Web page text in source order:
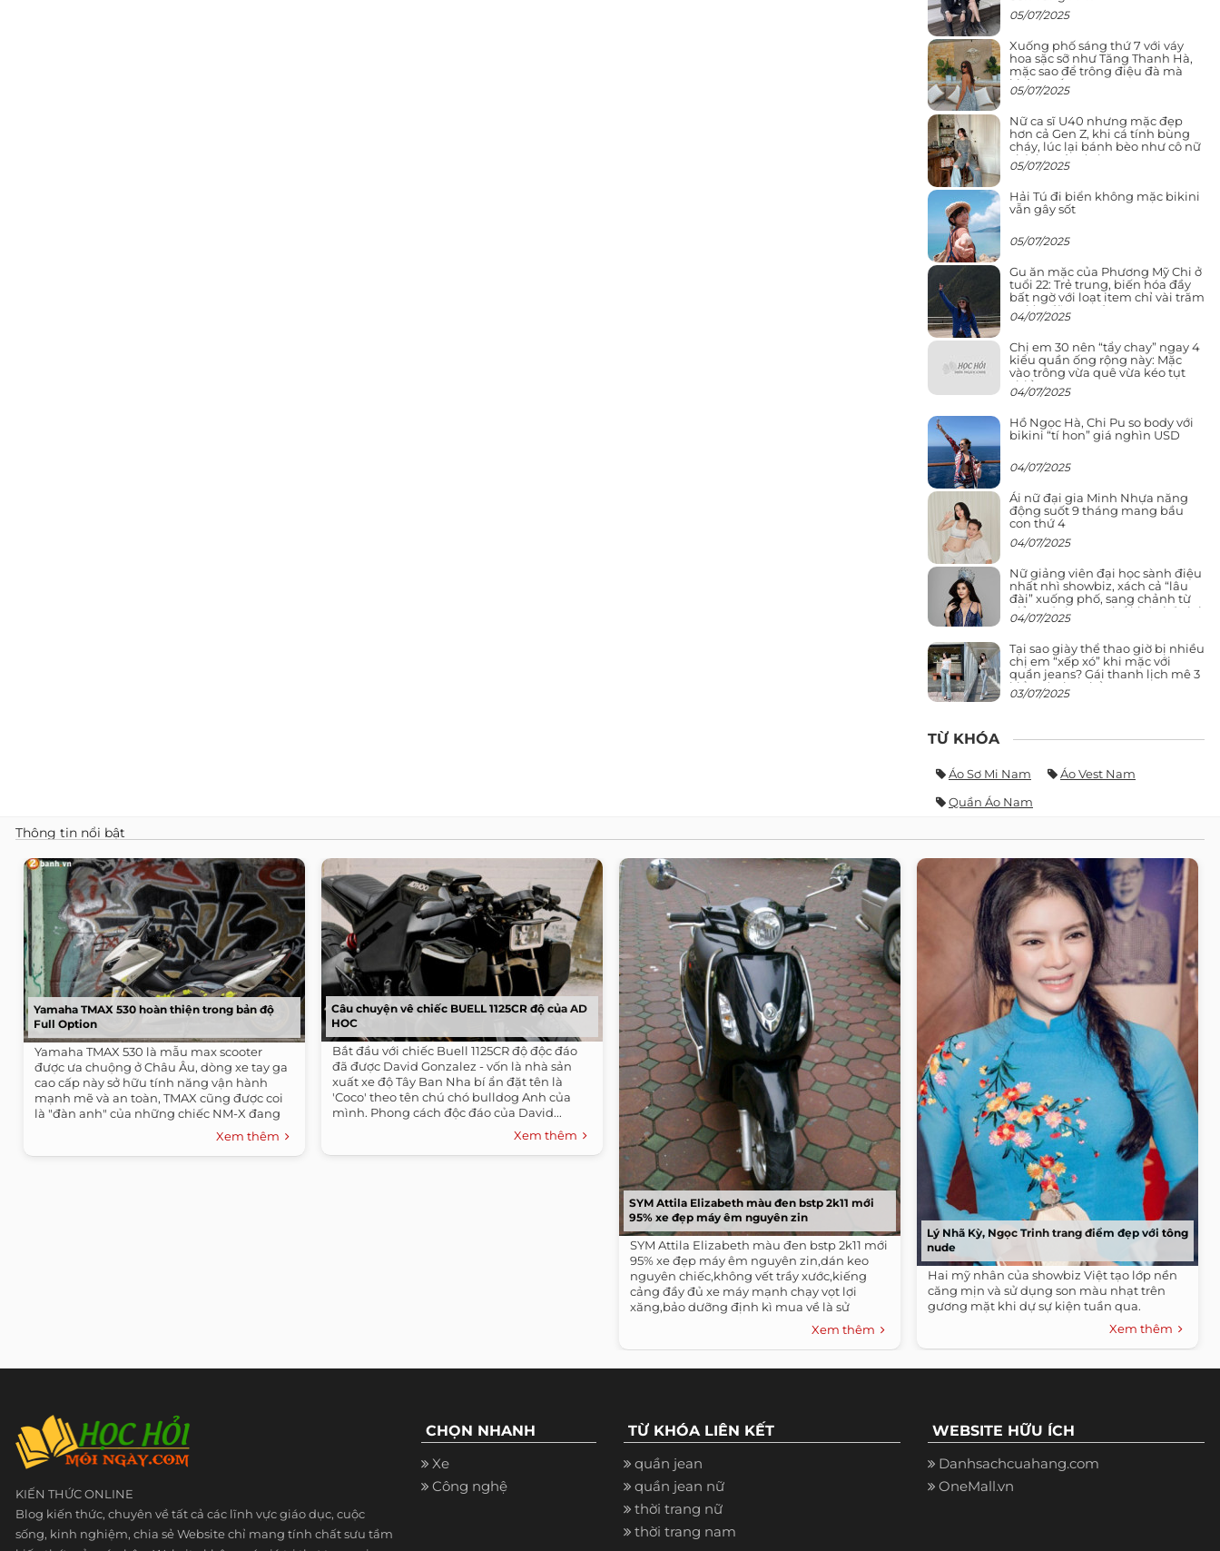
05/07/2025
Xuống phố sáng thứ 7 với váy
hoa sặc sỡ như Tăng Thanh Hà,
mặc sao để trông điệu đà mà
không sến
05/07/2025
Nữ ca sĩ U40 nhưng mặc đẹp
hơn cả Gen Z, khi cá tính bùng
cháy, lúc lại bánh bèo như cô nữ
chính ngôn tình
05/07/2025
Hải Tú đi biển không mặc bikini
vẫn gây sốt
05/07/2025
Gu ăn mặc của Phương Mỹ Chi ở
tuổi 22: Trẻ trung, biến hóa đầy
bất ngờ với loạt item chỉ vài trăm
nghìn đã mua được
04/07/2025
Chị em 30 nên “tẩy chay” ngay 4
kiểu quần ống rộng này: Mặc
vào trông vừa quê vừa kéo tụt
chiều cao
04/07/2025
Hồ Ngọc Hà, Chi Pu so body với
bikini “tí hon” giá nghìn USD
04/07/2025
Ái nữ đại gia Minh Nhựa năng
động suốt 9 tháng mang bầu
con thứ 4
04/07/2025
Nữ giảng viên đại học sành điệu
nhất nhì showbiz, xách cả “lâu
đài” xuống phố, sang chảnh từ
giảng đường ra phố khó ai đọ lại
04/07/2025
Tại sao giày thể thao giờ bị nhiều
chị em “xếp xó” khi mặc với
quần jeans? Gái thanh lịch mê 3
kiểu này hơn hẳn
03/07/2025
TỪ KHÓA
Áo Sơ Mi Nam
Áo Vest Nam
Quần Áo Nam
Thông tin nổi bật
Yamaha TMAX 530 hoàn thiện trong bản độ
Full Option
Yamaha TMAX 530 là mẫu max scooter
được ưa chuộng ở Châu Âu, dòng xe tay ga
cao cấp này sở hữu tính năng vận hành
mạnh mẽ và an toàn, TMAX cũng được coi
là "đàn anh" của những chiếc NM-X đang
Xem thêm
Câu chuyện vê chiếc BUELL 1125CR độ của AD
HOC
Bắt đầu với chiếc Buell 1125CR độ độc đáo
đã được David Gonzalez - vốn là nhà sản
xuất xe độ Tây Ban Nha bí ẩn đặt tên là
'Coco' theo tên chú chó bulldog Anh của
mình. Phong cách độc đáo của David...
Xem thêm
SYM Attila Elizabeth màu đen bstp 2k11 mới
95% xe đẹp máy êm nguyên zin
SYM Attila Elizabeth màu đen bstp 2k11 mới
95% xe đẹp máy êm nguyên zin,dán keo
nguyên chiếc,không vết trầy xước,kiếng
cảng đầy đủ xe máy mạnh chạy vọt lợi
xăng,bảo dưỡng định kì mua về là sử
Xem thêm
Lý Nhã Kỳ, Ngọc Trinh trang điểm đẹp với tông
nude
Hai mỹ nhân của showbiz Việt tạo lớp nền
căng mịn và sử dụng son màu nhạt trên
gương mặt khi dự sự kiện tuần qua.
Xem thêm
KIẾN THỨC ONLINE
Blog kiến thức, chuyên về tất cả các lĩnh vực giáo dục, cuộc
sống, kinh nghiệm, chia sẻ Website chỉ mang tính chất sưu tầm
CHỌN NHANH
Xe
Công nghệ
TỪ KHÓA LIÊN KẾT
quần jean
quần jean nữ
thời trang nữ
thời trang nam
WEBSITE HỮU ÍCH
Danhsachcuahang.com
OneMall.vn